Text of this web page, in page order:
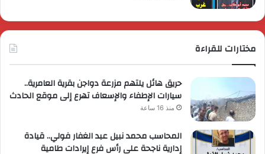
مختارات للقراءة
حريق هائل يلتهم مزرعة دواجن بقرية العامرية..
سيارات الإطفاء والإسعاف تهرع إلى موقع الحادث
منذ 16 ساعة
المحاسب محمد نبيل عبد الغفار فولي.. قيادة
إدارية ناجحة على رأس فرع إيرادات طامية